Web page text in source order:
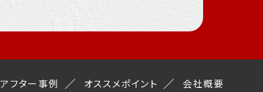
フター事例 オススメポイント 会社概要